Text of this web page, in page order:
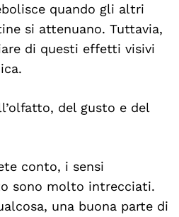
quando gli altri
si attenuano. Tuttavia,
di questi effetti visivi
del gusto e del
conto, i sensi
sono molto intrecciati.
una buona parte di